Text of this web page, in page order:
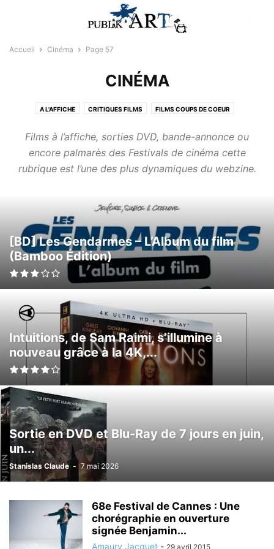
Accueil Cinéma Page 57
CINÉMA
A L'AFFICHE CRITIQUES FILMS FILMS COUPS DE COEUR
Films à l’affiche, sorties DVD, bande-annonce ou
encore palmarès des Festivals de cinéma cette
rubrique est l’une des plus dynamiques du webzine.
[BD] Les Gendarmes – L’Album du film
(Bamboo Édition)
Intuitions, de Sam Raimi, s’illumine à
nouveau grâce à la 4K,...
Sortie en DVD et Blu-Ray de 7 jours en juin,
un...
Stanislas Claude - 7 mai 2026
68e Festival de Cannes : Une
chorégraphie en ouverture
signée Benjamin...
Amaury Jacquet - 29 avril 2015